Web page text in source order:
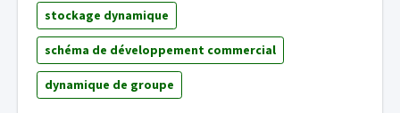
stockage dynamique
schéma de développement commercial
dynamique de groupe